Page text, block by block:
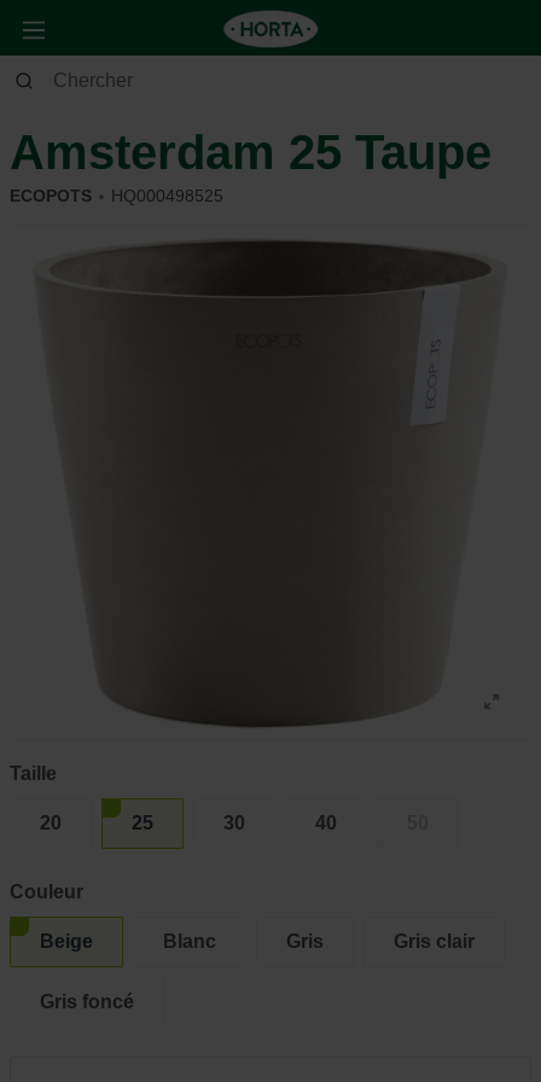
Maison & Déco
Amsterdam 25 Taupe
ECOPOTS HQ000498525
Taille
20 25 30 40
Couleur
Beige Blanc Gris Gris clair
Gris foncé